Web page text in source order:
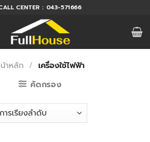
CENTER : 043-571666
าหลัก / เครื่องใช้ไฟฟ้า
คัดกรอง